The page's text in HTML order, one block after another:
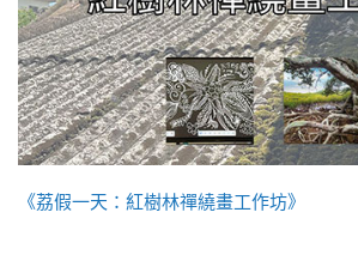
《荔假一天：紅樹林禪繞畫工作坊》